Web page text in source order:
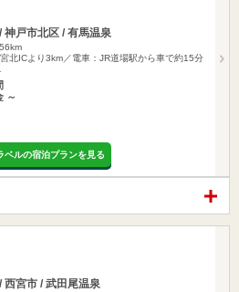
神戸市北区 / 有馬温泉
北ICより3km／電車：JR道場駅から車で約15分
～
ベルの宿泊プランを見る
西宮市 / 武田尾温泉